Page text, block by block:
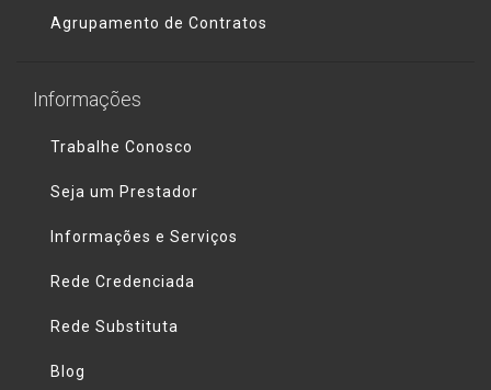
Agrupamento de Contratos
Informações
Trabalhe Conosco
Seja um Prestador
Informações e Serviços
Rede Credenciada
Rede Substituta
Blog